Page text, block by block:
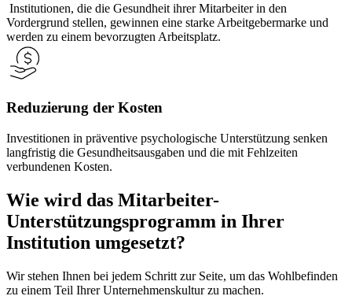
Institutionen, die die Gesundheit ihrer Mitarbeiter in den
Vordergrund stellen, gewinnen eine starke Arbeitgebermarke und
werden zu einem bevorzugten Arbeitsplatz.
Reduzierung der Kosten
Investitionen in präventive psychologische Unterstützung senken
langfristig die Gesundheitsausgaben und die mit Fehlzeiten
verbundenen Kosten.
Wie wird das Mitarbeiter-
Unterstützungsprogramm in Ihrer
Institution umgesetzt?
Wir stehen Ihnen bei jedem Schritt zur Seite, um das Wohlbefinden
zu einem Teil Ihrer Unternehmenskultur zu machen.